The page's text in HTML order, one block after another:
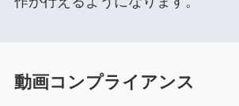
動画コンプライアンス